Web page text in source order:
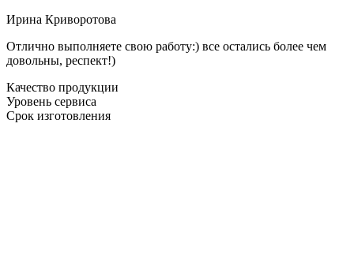
Ирина Криворотова
Отлично выполняете свою работу:) все остались более чем
довольны, респект!)
Качество продукции
Уровень сервиса
Срок изготовления